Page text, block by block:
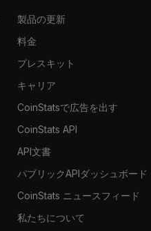
製品の更新
料金
プレスキット
キャリア
CoinStatsで広告を出す
CoinStats API
API文書
パブリックAPIダッシュボード
CoinStats ニュースフィード
私たちについて